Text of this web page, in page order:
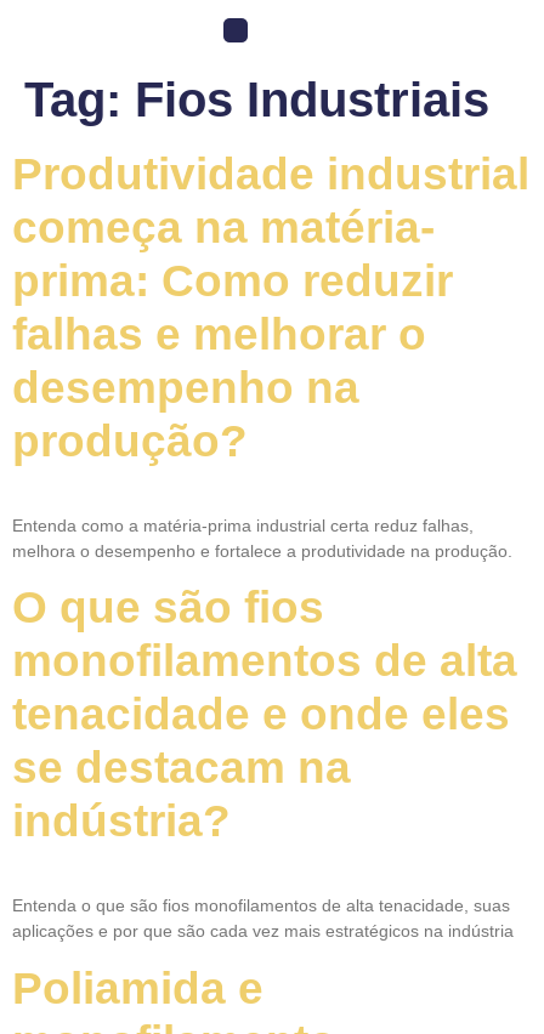
Tag: Fios Industriais
Produtividade industrial
começa na matéria-
prima: Como reduzir
falhas e melhorar o
desempenho na
produção?
Entenda como a matéria-prima industrial certa reduz falhas,
melhora o desempenho e fortalece a produtividade na produção.
O que são fios
monofilamentos de alta
tenacidade e onde eles
se destacam na
indústria?
Entenda o que são fios monofilamentos de alta tenacidade, suas
aplicações e por que são cada vez mais estratégicos na indústria
Poliamida e